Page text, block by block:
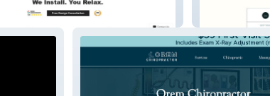
Orem Massage